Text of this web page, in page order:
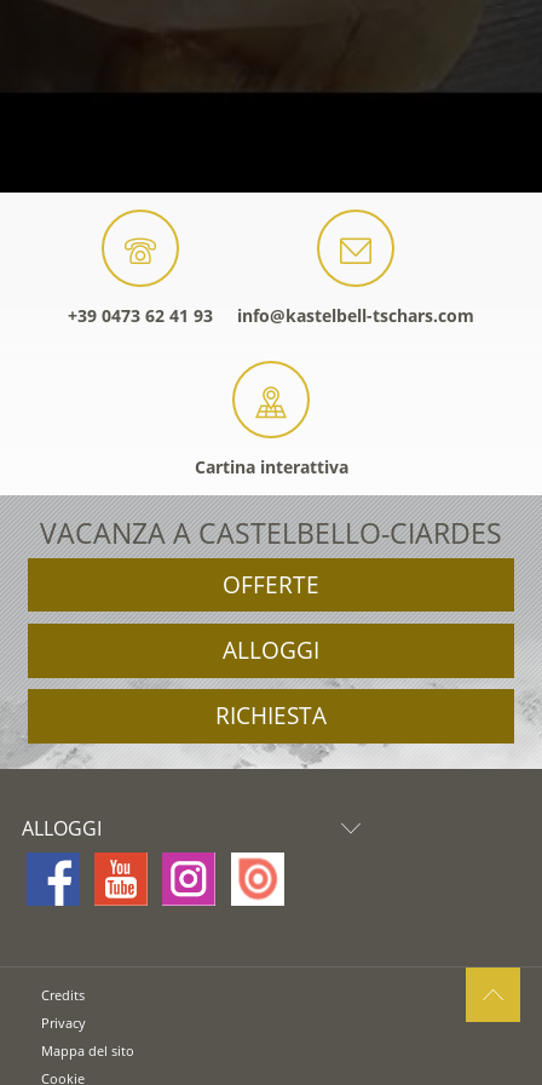
+39 0473 62 41 93 info@kastelbell-tschars.com
Cartina interattiva
VACANZA A CASTELBELLO-CIARDES
OFFERTE
ALLOGGI
RICHIESTA
ALLOGGI
Credits
Privacy
Mappa del sito
Cookie